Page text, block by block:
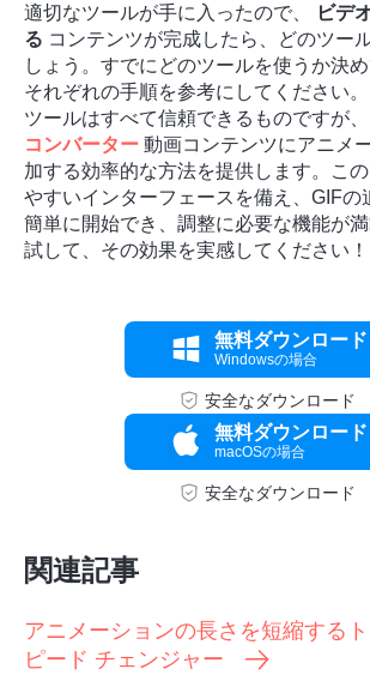
3。
適切なツールが手に入ったので、
ビデ
る コンテンツが完成したら、どのツー
しょう。すでにどのツールを使うか決め
それぞれの手順を参考にしてください
ツールはすべて信頼できるものですが、
コンバーター 動画コンテンツにアニメ
加する効率的な方法を提供します。こ
やすいインターフェースを備え、GIFの
簡単に開始でき、調整に必要な機能が
試して、その効果を実感してください！
無料ダウンロード
Windowsの場合
安全なダウンロード
無料ダウンロード
macOSの場合
安全なダウンロード
関連記事
アニメーションの長さを短縮する
ピード チェンジャー